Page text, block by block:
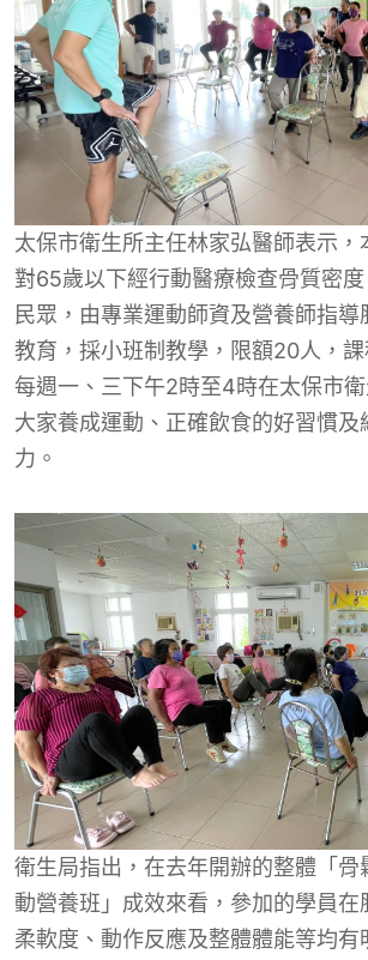
太保市衛生所主任林家弘醫師表示，
對65歲以下經行動醫療檢查骨質密
民眾，由專業運動師資及營養師指導
教育，採小班制教學，限額20人，課
每週一、三下午2時至4時在太保市
大家養成運動、正確飲食的好習慣及
力。
衛生局指出，在去年開辦的整體「骨
動營養班」成效來看，參加的學員在
柔軟度、動作反應及整體體能等均有